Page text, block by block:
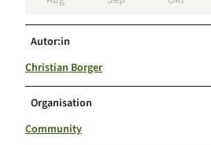
Autor:in
Christian Borger
Organisation
Community